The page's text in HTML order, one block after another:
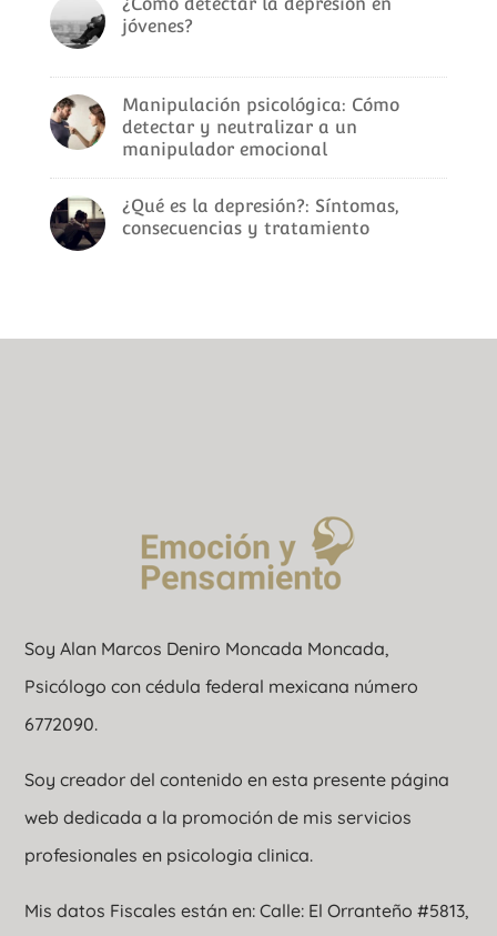
jóvenes?
Manipulación psicológica: Cómo
detectar y neutralizar a un
manipulador emocional
¿Qué es la depresión?: Síntomas,
consecuencias y tratamiento
Soy Alan Marcos Deniro Moncada Moncada,
Psicólogo con cédula federal mexicana número
6772090.
Soy creador del contenido en esta presente página
web dedicada a la promoción de mis servicios
profesionales en psicologia clinica.
Mis datos Fiscales están en: Calle: El Orranteño #5813,